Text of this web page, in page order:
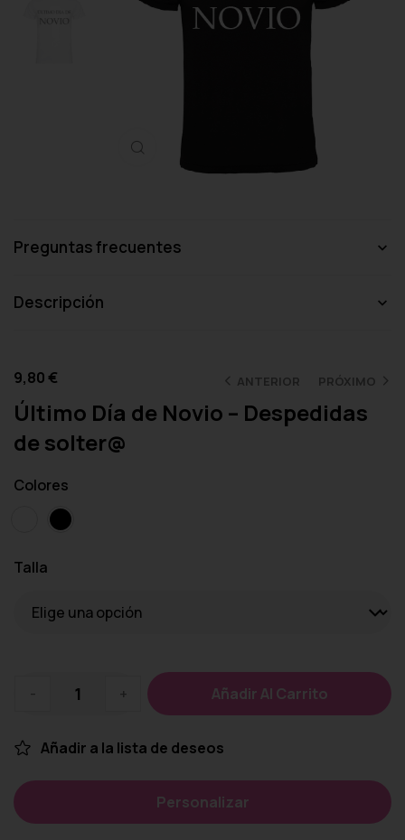
Haga clic para ampliar
Preguntas frecuentes
Descripción
ANTERIOR PRÓXIMO
9,80€
Último Día de Novio – Despedidas
de solter@
Colores
Talla
- + Añadir Al Carrito
Añadir a la lista de deseos
Personalizar